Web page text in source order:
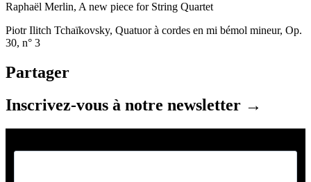
Raphaël Merlin, A new piece for String Quartet
Piotr Ilitch Tchaïkovsky, Quatuor à cordes en mi bémol mineur, Op.
30, n° 3
Partager
Inscrivez-vous à notre newsletter →